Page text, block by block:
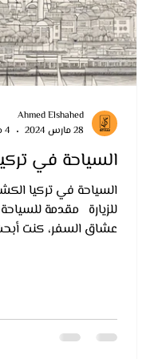
السياحة في
السياحة في تركيا
للزيارة ‍ ‍ مقدمة
عشاق السفر، كنت
Ahmed Elshahed
28 مارس 2024
4 دقيقة قراءة